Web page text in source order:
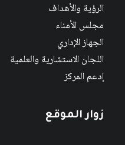
الرؤية والأهداف
مجلس الأمناء
الجهاز الإداري
اللجان الاستشارية والعلمية
إدعم المركز
زوار الموقع